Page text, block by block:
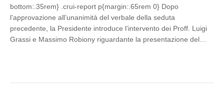
bottom:.35rem} .crui-report p{margin:.65rem 0} Dopo
l’approvazione all’unanimità del verbale della seduta
precedente, la Presidente introduce l’intervento dei Proff. Luigi
Grassi e Massimo Robiony riguardante la presentazione del…